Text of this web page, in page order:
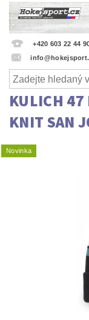
+420 603 22 44
KULICH 47
KNIT SAN
Novinka